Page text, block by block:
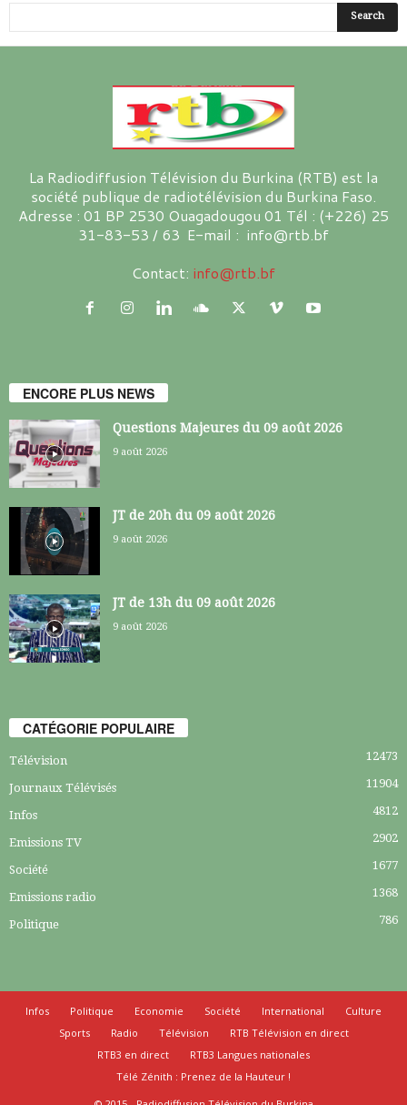
La Radiodiffusion Télévision du Burkina (RTB) est la
société publique de radiotélévision du Burkina Faso.
Adresse : 01 BP 2530 Ouagadougou 01 Tél : (+226) 25
31-83-53 / 63 E-mail : info@rtb.bf
Contact: info@rtb.bf
ENCORE PLUS NEWS
Questions Majeures du 09 août 2026
9 août 2026
JT de 20h du 09 août 2026
9 août 2026
JT de 13h du 09 août 2026
9 août 2026
CATÉGORIE POPULAIRE
Télévision 12473
Journaux Télévisés 11904
Infos 4812
Emissions TV 2902
Société 1677
Emissions radio 1368
Politique 786
Infos Politique Economie Société International
Culture
Sports
Radio Télévision
RTB Télévision en direct
RTB3 en direct
RTB3 Langues nationales
Télé Zénith : Prenez de la Hauteur !